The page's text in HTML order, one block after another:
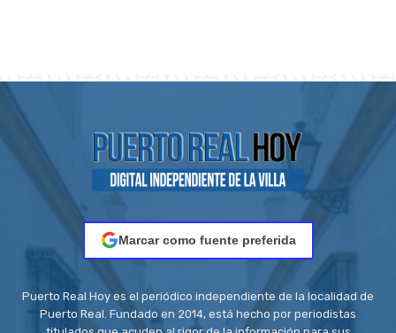
Marcar como fuente preferida
Puerto Real Hoy es el periódico independiente de la localidad de
Puerto Real. Fundado en 2014, está hecho por periodistas